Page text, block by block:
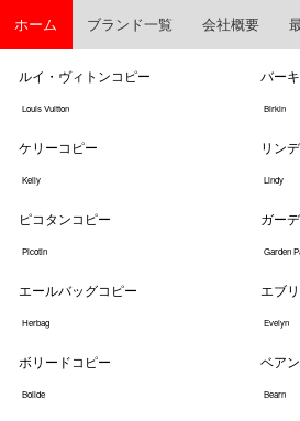
ホーム ブランド一覧 会社概要
ルイ・ヴィトンコピー
Louis Vuitton
バー
Birkin
ケリーコピー
Kelly
リン
Lindy
ピコタンコピー
Picotin
ガー
Garden
エールバッグコピー
Herbag
エブ
Evelyn
ボリードコピー
Bolide
ベア
Bearn